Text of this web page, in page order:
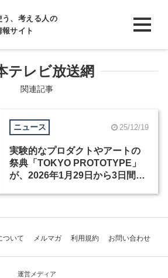
う、考える人の
サイト
テレビ放送網
関連記事
ニュース 25/12/19
実験的なプロダクトやアートの
祭典「TOKYO PROTOTYPE」
が、2026年1月29日から3日間開
ついて メルマガ 利用規約 お問い合わせ
運営メディア